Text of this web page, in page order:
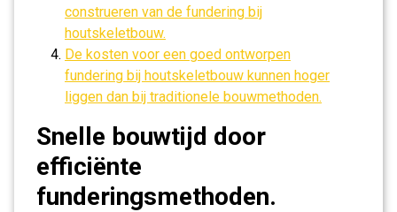
construeren van de fundering bij
houtskeletbouw.
De kosten voor een goed ontworpen
fundering bij houtskeletbouw kunnen hoger
liggen dan bij traditionele bouwmethoden.
Snelle bouwtijd door
efficiënte
funderingsmethoden.